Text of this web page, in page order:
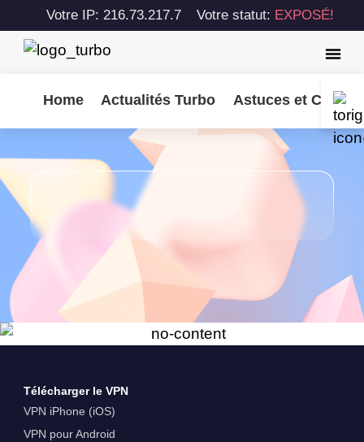
Votre IP: 216.73.217.7 Votre statut: EXPOSÉ!
Home Actualités Turbo Astuces et
Télécharger le VPN
VPN iPhone (iOS)
VPN pour Android